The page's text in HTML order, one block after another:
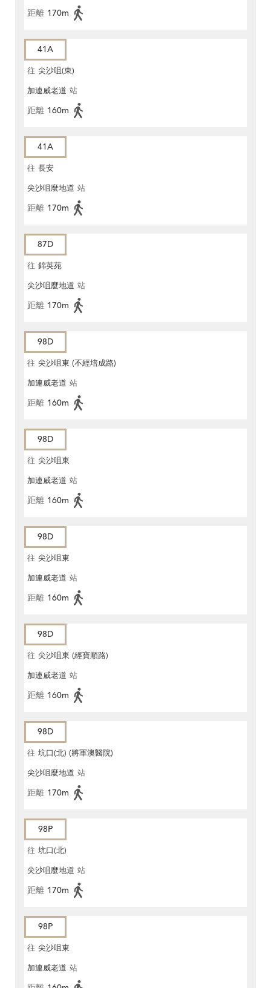
距離 170m
41A
往 尖沙咀(東)
加連威老道 站
距離 160m
41A
往 長安
尖沙咀麼地道 站
距離 170m
87D
往 錦英苑
尖沙咀麼地道 站
距離 170m
98D
往 尖沙咀東 (不經培成路)
加連威老道 站
距離 160m
98D
往 尖沙咀東
加連威老道 站
距離 160m
98D
往 尖沙咀東
加連威老道 站
距離 160m
98D
往 尖沙咀東 (經寶順路)
加連威老道 站
距離 160m
98D
往 坑口(北) (將軍澳醫院)
尖沙咀麼地道 站
距離 170m
98P
往 坑口(北)
尖沙咀麼地道 站
距離 170m
98P
往 尖沙咀東
加連威老道 站